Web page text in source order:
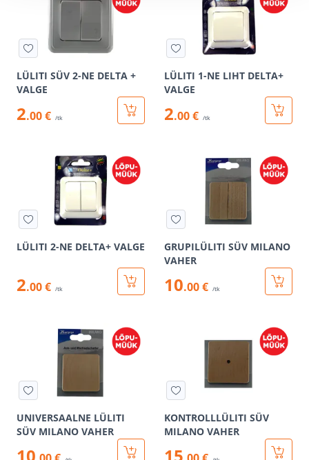
LÜLITI SÜV 2-NE DELTA +
VALGE
2.00 € /tk
LÜLITI 1-NE LIHT DELTA+
VALGE
2.00 € /tk
LÜLITI 2-NE DELTA+ VALGE
2.00 € /tk
GRUPILÜLITI SÜV MILANO
VAHER
10.00 € /tk
UNIVERSAALNE LÜLITI
SÜV MILANO VAHER
KONTROLLLÜLITI SÜV
MILANO VAHER